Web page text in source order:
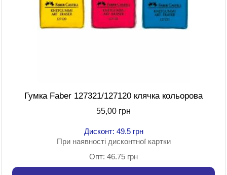
Гумка Faber 127321/127120 клячка кольорова
55,00 грн
Дисконт: 49.5 грн
При наявності дисконтної картки
Опт: 46.75 грн